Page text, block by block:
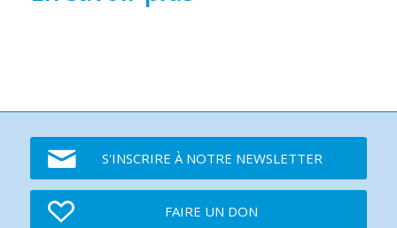
S'INSCRIRE À NOTRE NEWSLETTER
FAIRE UN DON